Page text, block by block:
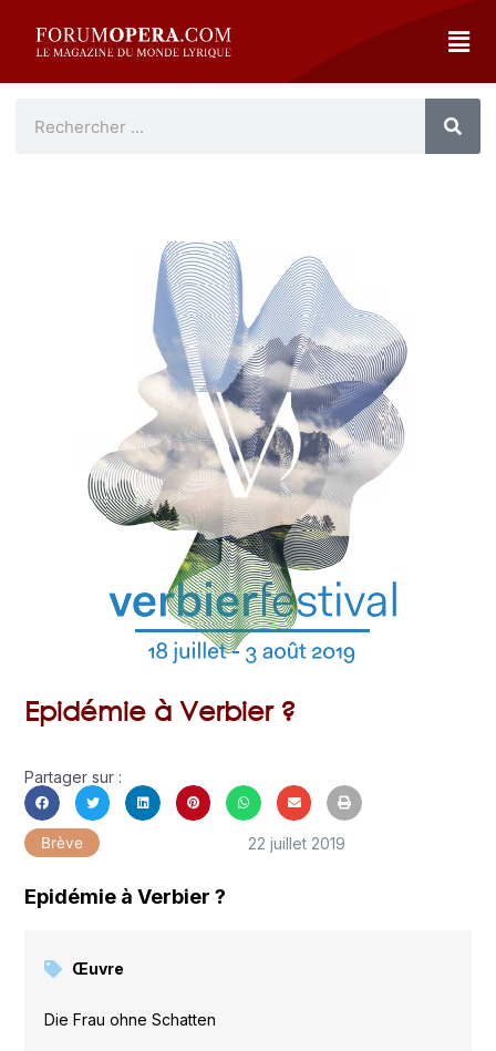
Epidémie à Verbier ?
Partager sur :
Brève 22 juillet 2019
Epidémie à Verbier ?
Œuvre
Die Frau ohne Schatten